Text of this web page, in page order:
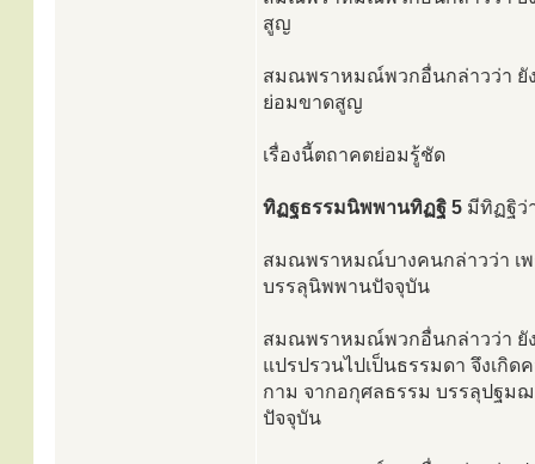
สูญ
สมณพราหมณ์พวกอื่นกล่าวว่า ยั
ย่อมขาดสูญ
เรื่องนี้ตถาคตย่อมรู้ชัด
ทิฏฐธรรมนิพพานทิฏฐิ 5 มีทิฏฐิว่
สมณพราหมณ์บางคนกล่าวว่า เพ
บรรลุนิพพานปัจจุบัน
สมณพราหมณ์พวกอื่นกล่าวว่า ยัง
แปรปรวนไปเป็นธรรมดา จึงเกิ
กาม จากอกุศลธรรม บรรลุปฐม
ปัจจุบัน